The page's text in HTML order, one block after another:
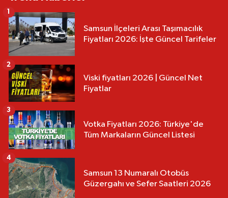
Samsun İlçeleri Arası Taşımacılık
Fiyatları 2026: İşte Güncel Tarifeler
1
Viski fiyatları 2026 | Güncel Net
Fiyatlar
2
Votka Fiyatları 2026: Türkiye'de
Tüm Markaların Güncel Listesi
3
Samsun 13 Numaralı Otobüs
Güzergahı ve Sefer Saatleri 2026
4